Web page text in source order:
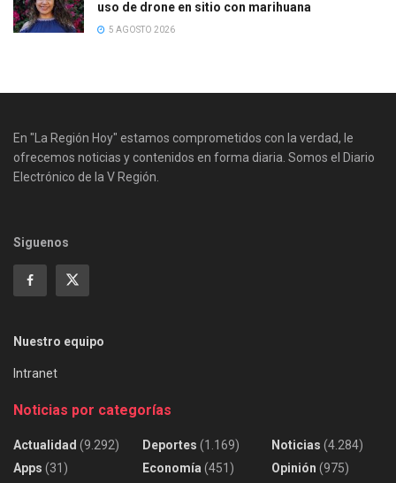
uso de drone en sitio con marihuana
5 AGOSTO 2026
En "La Región Hoy" estamos comprometidos con la verdad, le
ofrecemos noticias y contenidos en forma diaria. Somos el Diario
Electrónico de la V Región.
Siguenos
Nuestro equipo
Intranet
Noticias por categorías
Actualidad (9.292)
Apps (31)
Deportes (1.169)
Economía (451)
Noticias (4.284)
Opinión (975)